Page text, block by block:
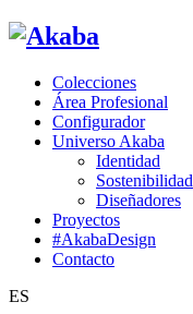
Colecciones
Área Profesional
Configurador
Universo Akaba
Identidad
Sostenibilidad
Diseñadores
Proyectos
#AkabaDesign
Contacto
ES